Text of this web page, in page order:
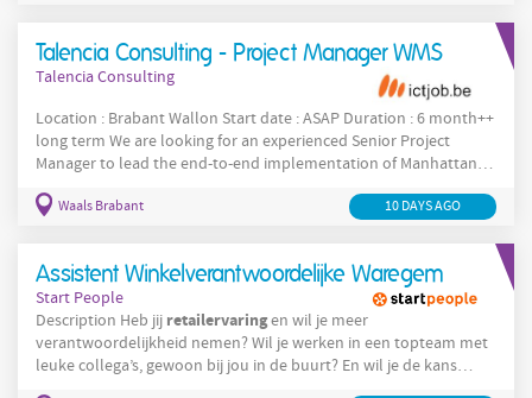
en het beheren van de
Talencia Consulting - Project Manager WMS
Talencia Consulting
Location : Brabant Wallon Start date : ASAP Duration : 6 month++
long term We are looking for an experienced Senior Project
Manager to lead the end-to-end implementation of Manhattan
transformation role requiring a hands-on leader who can drive
you will help shape warehouse processes, support business
Waals Brabant 10 DAYS AGO
Assistent Winkelverantwoordelijke Waregem
Start People
Description Heb jij retailervaringen wil je meer
verantwoordelijkheid nemen? Wil je werken in een topteam met
leuke collega’s, gewoon bij jou in de buurt? En wil je de kans